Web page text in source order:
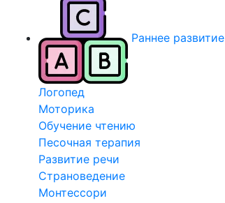
Раннее развитие
Логопед
Моторика
Обучение чтению
Песочная терапия
Развитие речи
Страноведение
Монтессори